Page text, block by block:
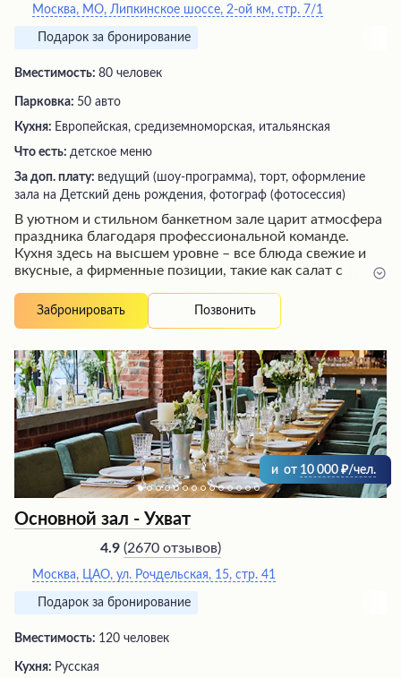
Москва, МО, Липкинское шоссе, 2-ой км, стр. 7/1
Подарок за бронирование
Вместимость: 80 человек
Парковка: 50 авто
Кухня: Европейская, средиземноморская, итальянская
Что есть: детское меню
За доп. плату: ведущий (шоу-программа), торт, оформление
зала на Детский день рождения, фотограф (фотосессия)
В уютном и стильном банкетном зале царит атмосфера
праздника благодаря профессиональной команде.
Кухня здесь на высшем уровне – все блюда свежие и
вкусные, а фирменные позиции, такие как салат с
внимательны, дружелюбны и работают слаженно,
создавая идеальный сервис. Интерьер банкетного зала
Посетителям предлагается разумное ценовое
предложение и гибкий подход – можно согласовать
меню, привезти свой алкоголь, воспользоваться
музыкой и ТВ.
Забронировать Позвонить
и от 10 000 /чел.
Основной зал - Ухват
4.9 (2670 отзывов)
Москва, ЦАО, ул. Рочдельская, 15, стр. 41
Подарок за бронирование
Вместимость: 120 человек
Кухня: Русская